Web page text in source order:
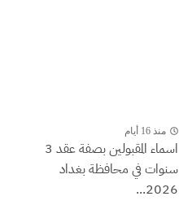
منذ 16 أيام
اسماء المقبولين بصفة عقد 3
سنوات في محافظة بغداد
2026...